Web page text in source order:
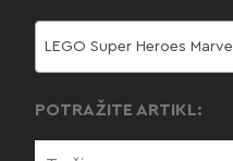
LEGO Super Heroes Marvel
POTRAŽITE ARTIKL: